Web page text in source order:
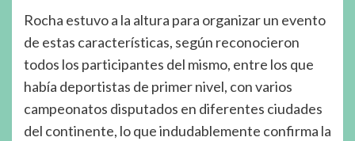
Rocha estuvo a la altura para organizar un evento
de estas características, según reconocieron
todos los participantes del mismo, entre los que
había deportistas de primer nivel, con varios
campeonatos disputados en diferentes ciudades
del continente, lo que indudablemente confirma la